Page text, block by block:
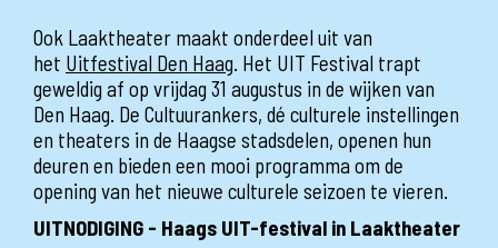
Ook Laaktheater maakt onderdeel uit van
het Uitfestival Den Haag. Het UIT Festival trapt
geweldig af op vrijdag 31 augustus in de wijken van
Den Haag. De Cultuurankers, dé culturele instellingen
en theaters in de Haagse stadsdelen, openen hun
deuren en bieden een mooi programma om de
opening van het nieuwe culturele seizoen te vieren.
UITNODIGING - Haags UIT-festival in Laaktheater